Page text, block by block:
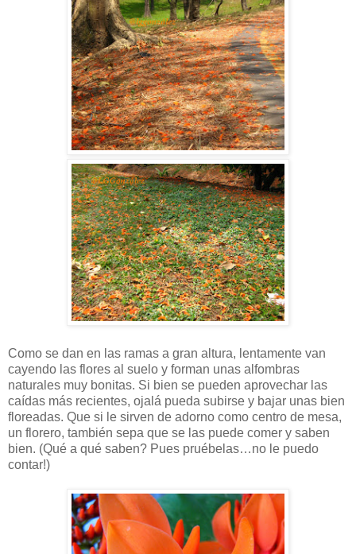
Como se dan en las ramas a gran altura, lentamente van
cayendo las flores al suelo y forman unas alfombras
naturales muy bonitas. Si bien se pueden aprovechar las
caídas más recientes, ojalá pueda subirse y bajar unas bien
floreadas. Que si le sirven de adorno como centro de mesa,
un florero, también sepa que se las puede comer y saben
bien. (Qué a qué saben? Pues pruébelas…no le puedo
contar!)